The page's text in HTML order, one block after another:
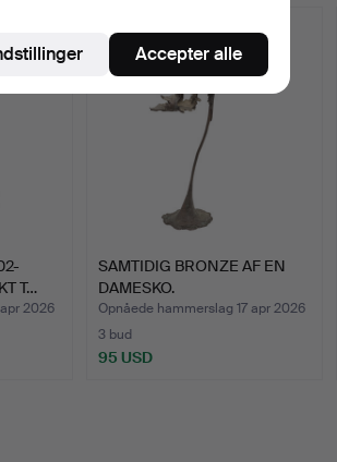
T…
2026
SAMTIDIG BRONZE AF EN
DAMESKO.
Opnåede hammerslag 17 apr 2026
3 bud
95 USD
Accepter alle